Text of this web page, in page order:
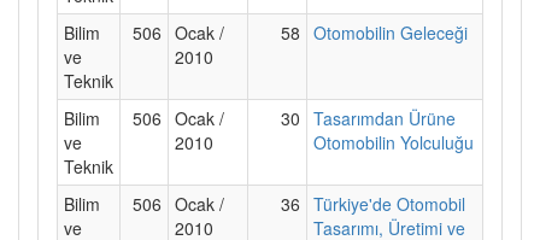
Bilim
ve
Teknik
506 Ocak /
2010
58 Otomobilin Geleceği
Bilim
ve
Teknik
506 Ocak /
2010
30 Tasarımdan Ürüne
Otomobilin Yolculuğu
Bilim
ve
506 Ocak /
2010
36 Türkiye'de Otomobil
Tasarımı, Üretimi ve